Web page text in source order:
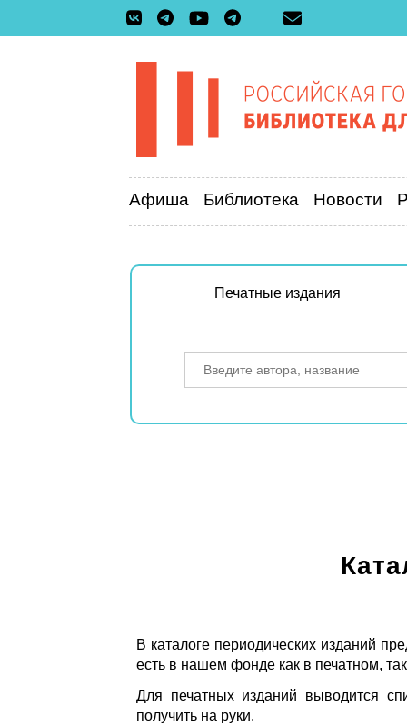
Афиша Библиотека Новости
Печатные издания
В каталоге периодических изданий
есть в нашем фонде как в печатном,
Для печатных изданий выводится
получить на руки.